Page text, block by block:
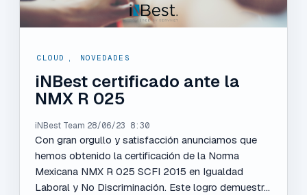
CLOUD , NOVEDADES
iNBest certificado ante la
NMX R 025
iNBest Team 28/06/23 8:30
Con gran orgullo y satisfacción anunciamos que
hemos obtenido la certificación de la Norma
Mexicana NMX R 025 SCFI 2015 en Igualdad
Laboral y No Discriminación. Este logro demuestr...